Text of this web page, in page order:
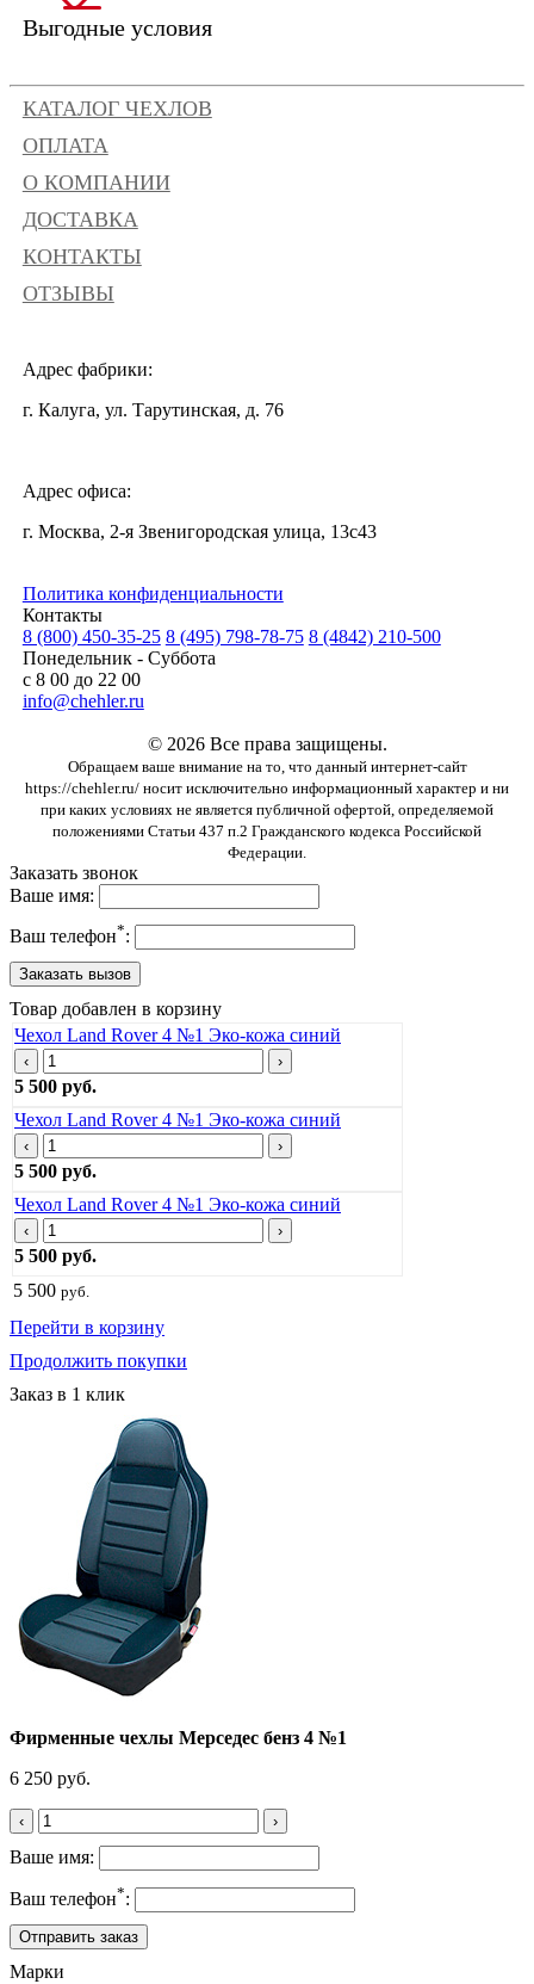
Выгодные условия
КАТАЛОГ ЧЕХЛОВ
ОПЛАТА
О КОМПАНИИ
ДОСТАВКА
КОНТАКТЫ
ОТЗЫВЫ
Адрес фабрики:
г. Калуга, ул. Тарутинская, д. 76
Адрес офиса:
г. Москва, 2-я Звенигородская улица, 13с43
Политика конфиденциальности
Контакты
8 (800) 450-35-25 8 (495) 798-78-75 8 (4842) 210-500
Понедельник - Суббота
с 8 00 до 22 00
info@chehler.ru
© 2026 Все права защищены.
Обращаем ваше внимание на то, что данный интернет-сайт
https://chehler.ru/ носит исключительно информационный характер и ни
при каких условиях не является публичной офертой, определяемой
положениями Статьи 437 п.2 Гражданского кодекса Российской
Федерации.
Заказать звонок
Ваше имя:
Ваш телефон*:
Товар добавлен в корзину
Чехол Land Rover 4 №1 Эко-кожа синий
‹ ›
5 500 руб.
Чехол Land Rover 4 №1 Эко-кожа синий
‹ ›
5 500 руб.
Чехол Land Rover 4 №1 Эко-кожа синий
‹ ›
5 500 руб.
5 500 руб.
Перейти в корзину
Продолжить покупки
Заказ в 1 клик
Фирменные чехлы Мерседес бенз 4 №1
6 250 руб.
‹ ›
Ваше имя:
Ваш телефон*:
Марки